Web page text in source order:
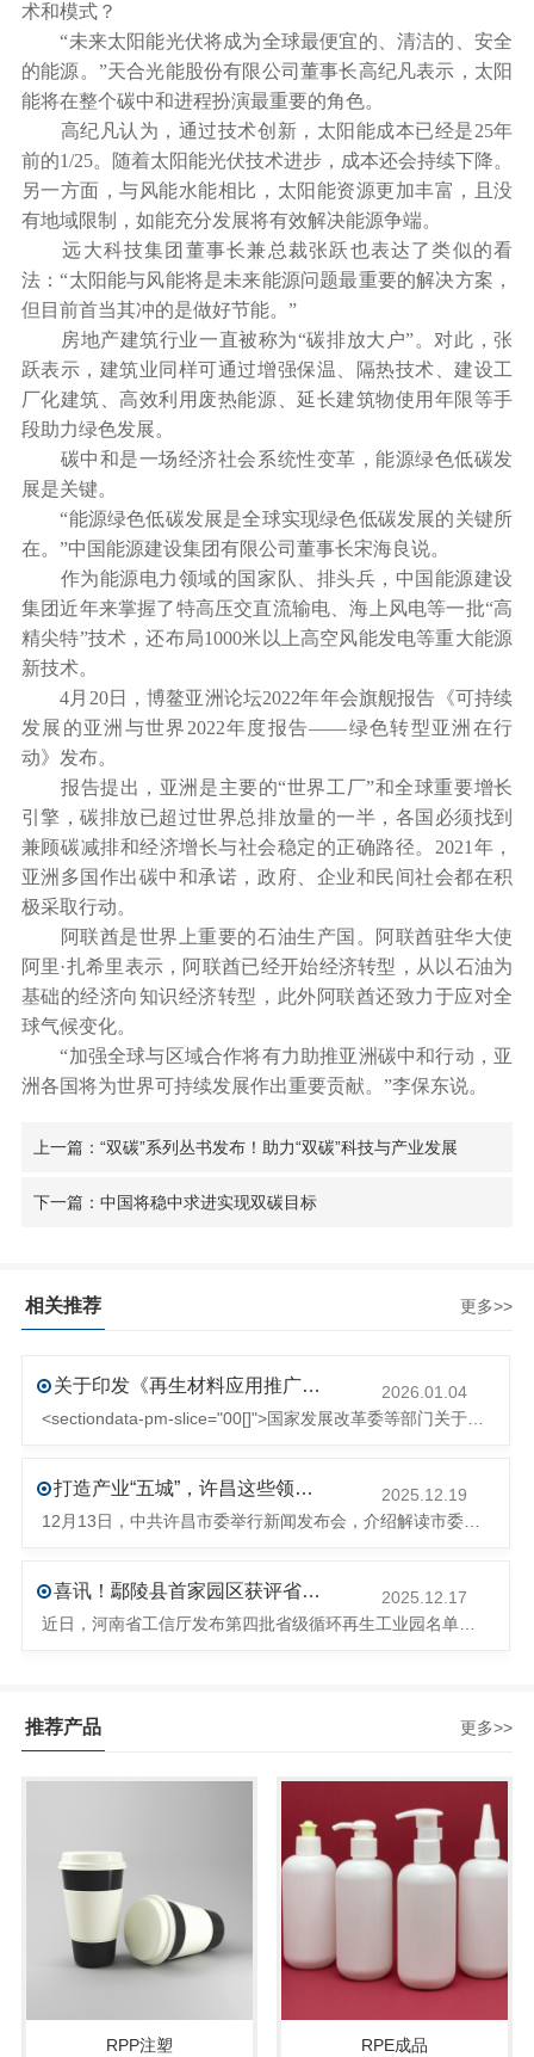
术和模式？
“未来太阳能光伏将成为全球最便宜的、清洁的、安全
的能源。”天合光能股份有限公司董事长高纪凡表示，太阳
能将在整个碳中和进程扮演最重要的角色。
高纪凡认为，通过技术创新，太阳能成本已经是25年
前的1/25。随着太阳能光伏技术进步，成本还会持续下降。
另一方面，与风能水能相比，太阳能资源更加丰富，且没
有地域限制，如能充分发展将有效解决能源争端。
远大科技集团董事长兼总裁张跃也表达了类似的看
法：“太阳能与风能将是未来能源问题最重要的解决方案，
但目前首当其冲的是做好节能。”
房地产建筑行业一直被称为“碳排放大户”。对此，张
跃表示，建筑业同样可通过增强保温、隔热技术、建设工
厂化建筑、高效利用废热能源、延长建筑物使用年限等手
段助力绿色发展。
碳中和是一场经济社会系统性变革，能源绿色低碳发
展是关键。
“能源绿色低碳发展是全球实现绿色低碳发展的关键所
在。”中国能源建设集团有限公司董事长宋海良说。
作为能源电力领域的国家队、排头兵，中国能源建设
集团近年来掌握了特高压交直流输电、海上风电等一批“高
精尖特”技术，还布局1000米以上高空风能发电等重大能源
新技术。
4月20日，博鳌亚洲论坛2022年年会旗舰报告《可持续
发展的亚洲与世界2022年度报告——绿色转型亚洲在行
动》发布。
报告提出，亚洲是主要的“世界工厂”和全球重要增长
引擎，碳排放已超过世界总排放量的一半，各国必须找到
兼顾碳减排和经济增长与社会稳定的正确路径。2021年，
亚洲多国作出碳中和承诺，政府、企业和民间社会都在积
极采取行动。
阿联酋是世界上重要的石油生产国。阿联酋驻华大使
阿里·扎希里表示，阿联酋已经开始经济转型，从以石油为
基础的经济向知识经济转型，此外阿联酋还致力于应对全
球气候变化。
“加强全球与区域合作将有力助推亚洲碳中和行动，亚
洲各国将为世界可持续发展作出重要贡献。”李保东说。
上一篇：“双碳”系列丛书发布！助力“双碳”科技与产业发展
下一篇：中国将稳中求进实现双碳目标
相关推荐 更多>>
关于印发《再生材料应用推广行动方案》的通知(发改环资〔2025〕1681号)
2026.01.04
打造产业“五城”，许昌这些领域将迎来大发展！
2025.12.19
喜讯！鄢陵县首家园区获评省级循环再生工业园
2025.12.17
推荐产品 更多>>
RPP注塑 RPE成品